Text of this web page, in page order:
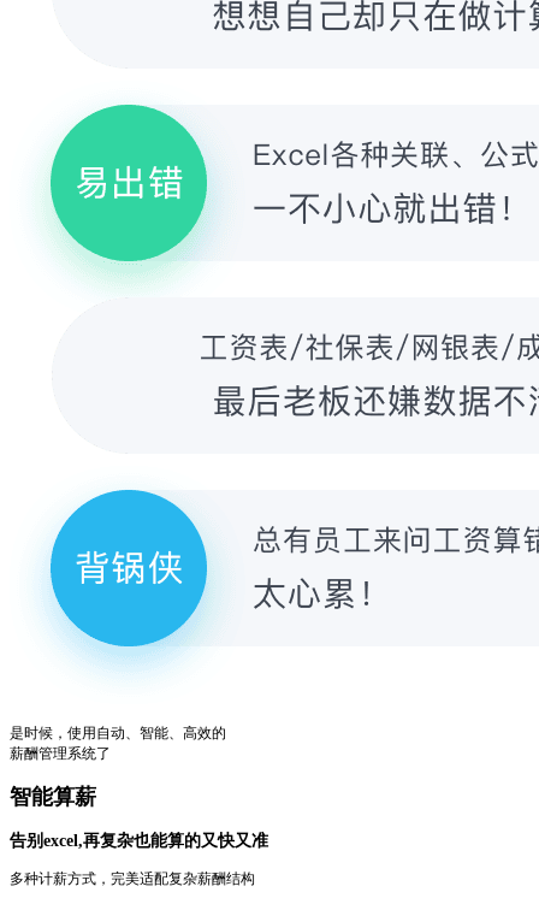
是时候，使用自动、智能、高效的
薪酬管理系统了
智能算薪
告别excel,再复杂也能算的又快又准
多种计薪方式，完美适配复杂薪酬结构